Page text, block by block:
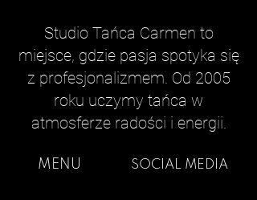
Studio Tańca Carmen to
miejsce, gdzie pasja spotyka się
z profesjonalizmem. Od 2005
roku uczymy tańca w
atmosferze radości i energii.
MENU SOCIAL MEDIA